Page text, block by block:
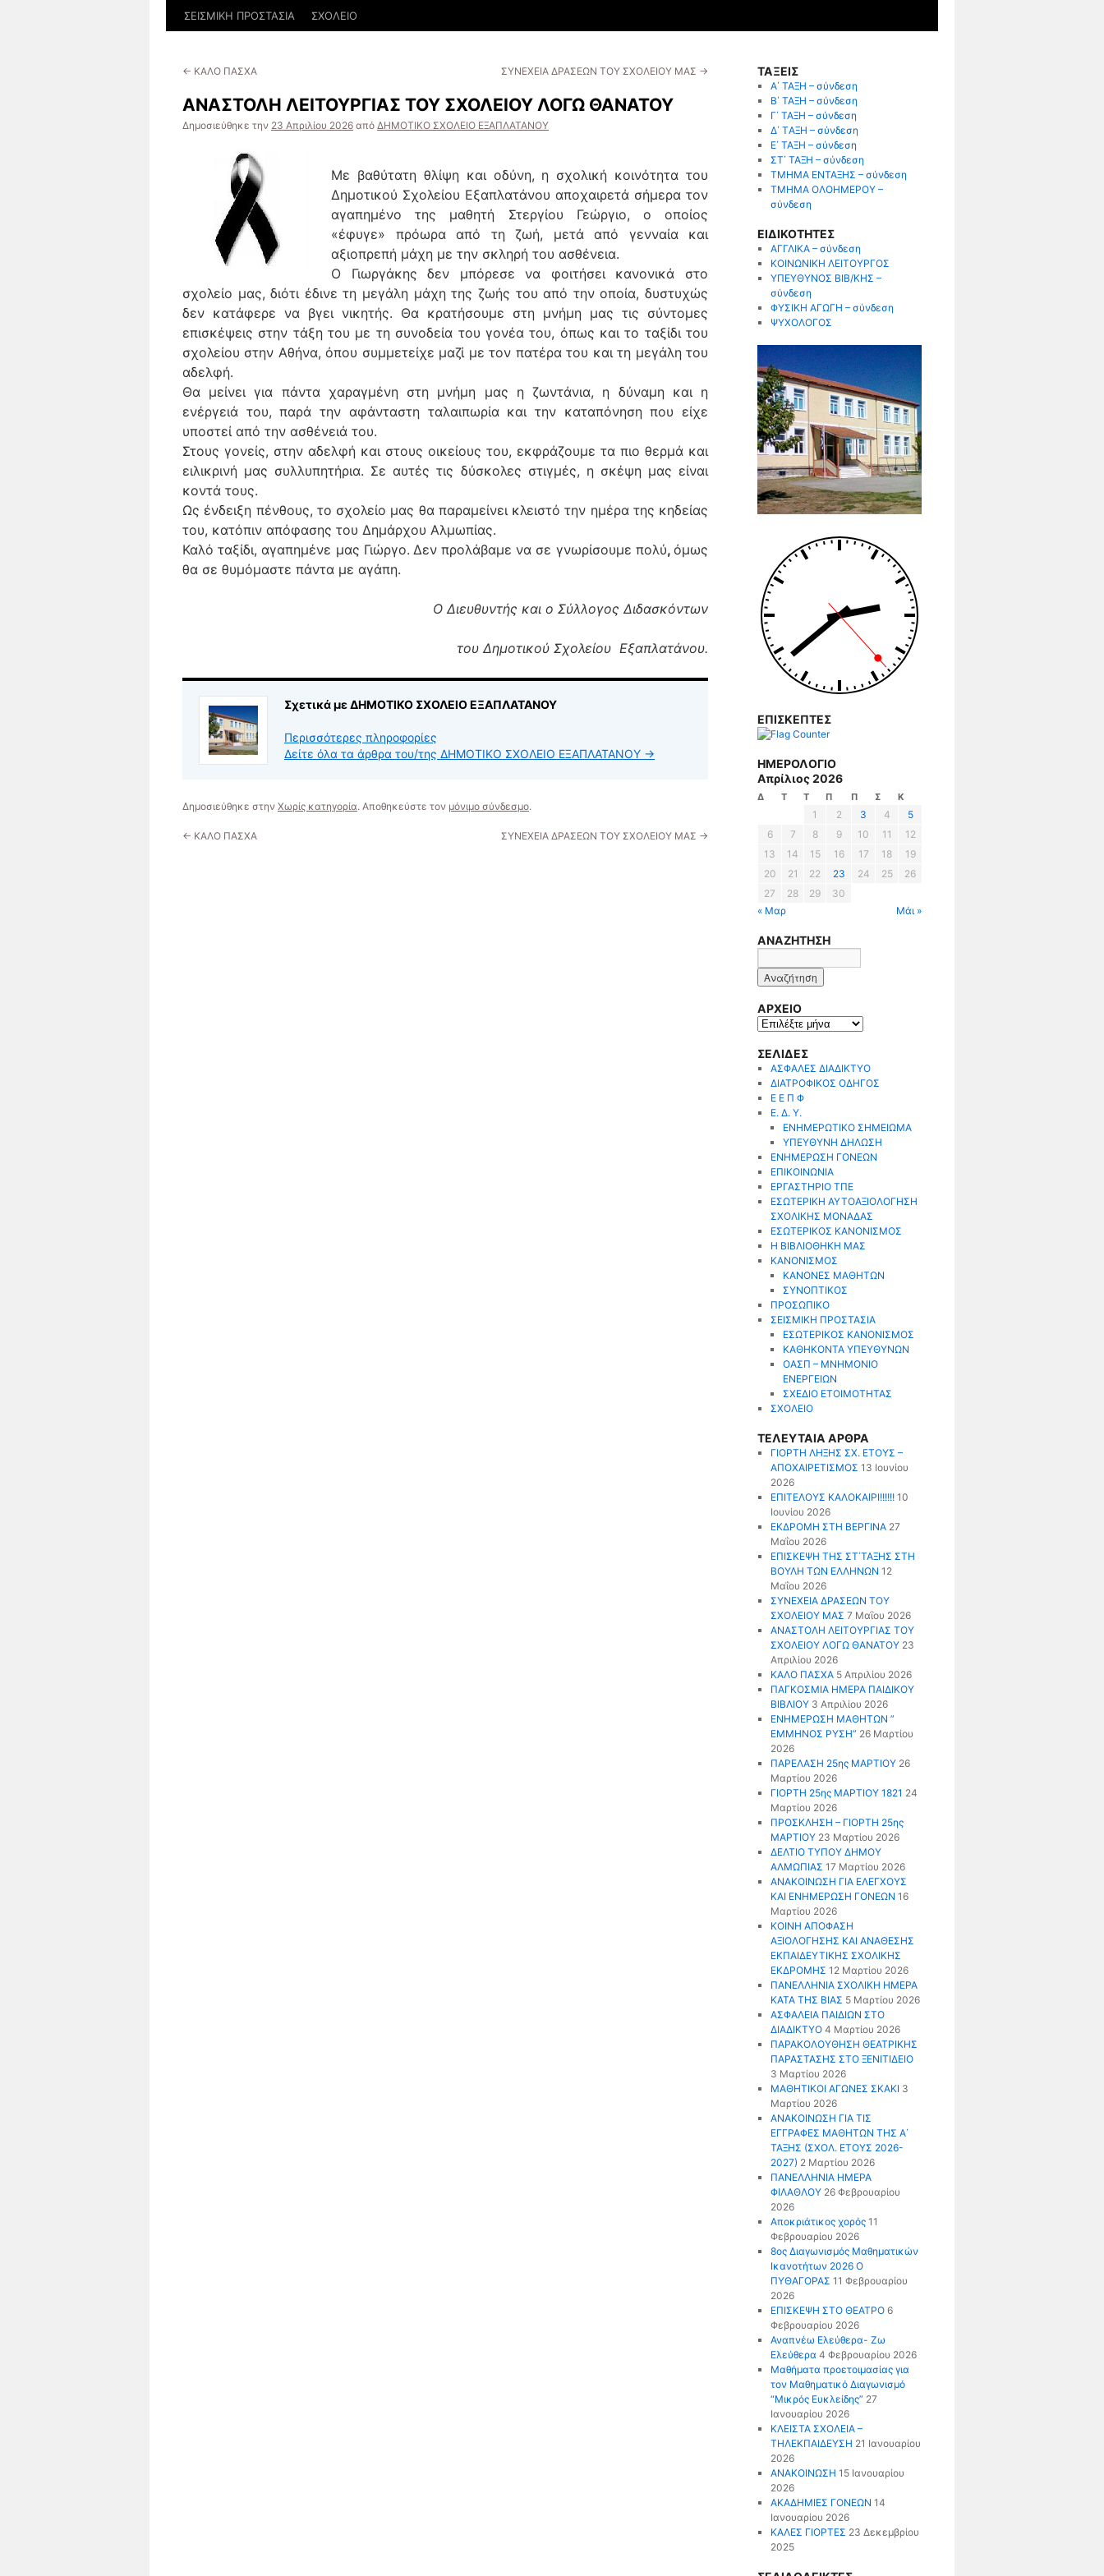
ΣΕΙΣΜΙΚΗ ΠΡΟΣΤΑΣΙΑ ΣΧΟΛΕΙΟ
← ΚΑΛΟ ΠΑΣΧΑ ΣΥΝΕΧΕΙΑ ΔΡΑΣΕΩΝ ΤΟΥ ΣΧΟΛΕΙΟΥ ΜΑΣ →
ΑΝΑΣΤΟΛΗ ΛΕΙΤΟΥΡΓΙΑΣ ΤΟΥ ΣΧΟΛΕΙΟΥ ΛΟΓΩ ΘΑΝΑΤΟΥ
Δημοσιεύθηκε την 23 Απριλίου 2026 από ΔΗΜΟΤΙΚΟ ΣΧΟΛΕΙΟ ΕΞΑΠΛΑΤΑΝΟΥ
Με βαθύτατη θλίψη και οδύνη, η σχολική κοινότητα του
Δημοτικού Σχολείου Εξαπλατάνου αποχαιρετά σήμερα τον
αγαπημένο της μαθητή Στεργίου Γεώργιο, ο οποίος
«έφυγε» πρόωρα από τη ζωή, μετά από γενναία και
αξιοπρεπή μάχη με την σκληρή του ασθένεια.
Ο Γιωργάκης δεν μπόρεσε να φοιτήσει κανονικά στο
σχολείο μας, διότι έδινε τη μεγάλη μάχη της ζωής του από την οποία, δυστυχώς
δεν κατάφερε να βγει νικητής. Θα κρατήσουμε στη μνήμη μας τις σύντομες
επισκέψεις στην τάξη του με τη συνοδεία του γονέα του, όπως και το ταξίδι του
σχολείου στην Αθήνα, όπου συμμετείχε μαζί με τον πατέρα του και τη μεγάλη του
αδελφή.
Θα μείνει για πάντα χαραγμένη στη μνήμη μας η ζωντάνια, η δύναμη και η
ενέργειά του, παρά την αφάνταστη ταλαιπωρία και την καταπόνηση που είχε
υποστεί από την ασθένειά του.
Στους γονείς, στην αδελφή και στους οικείους του, εκφράζουμε τα πιο θερμά και
ειλικρινή μας συλλυπητήρια. Σε αυτές τις δύσκολες στιγμές, η σκέψη μας είναι
κοντά τους.
Ως ένδειξη πένθους, το σχολείο μας θα παραμείνει κλειστό την ημέρα της κηδείας
του, κατόπιν απόφασης του Δημάρχου Αλμωπίας.
Καλό ταξίδι, αγαπημένε μας Γιώργο. Δεν προλάβαμε να σε γνωρίσουμε πολύ,όμως
θα σε θυμόμαστε πάντα με αγάπη.
Ο Διευθυντής και ο Σύλλογος Διδασκόντων
του Δημοτικού Σχολείου Εξαπλατάνου.
Σχετικά με ΔΗΜΟΤΙΚΟ ΣΧΟΛΕΙΟ ΕΞΑΠΛΑΤΑΝΟΥ
Περισσότερες πληροφορίες
Δείτε όλα τα άρθρα του/της ΔΗΜΟΤΙΚΟ ΣΧΟΛΕΙΟ ΕΞΑΠΛΑΤΑΝΟΥ →
Δημοσιεύθηκε στην Χωρίς κατηγορία. Αποθηκεύστε τον μόνιμο σύνδεσμο.
← ΚΑΛΟ ΠΑΣΧΑ ΣΥΝΕΧΕΙΑ ΔΡΑΣΕΩΝ ΤΟΥ ΣΧΟΛΕΙΟΥ ΜΑΣ →
ΤΑΞΕΙΣ
Α΄ ΤΑΞΗ – σύνδεση
Β΄ ΤΑΞΗ – σύνδεση
Γ΄ ΤΑΞΗ – σύνδεση
Δ΄ TΑΞΗ – σύνδεση
Ε΄ ΤΑΞΗ – σύνδεση
ΣΤ΄ ΤΑΞΗ – σύνδεση
ΤΜΗΜΑ ΕΝΤΑΞΗΣ – σύνδεση
ΤΜΗΜΑ ΟΛΟΗΜΕΡΟΥ –
σύνδεση
ΕΙΔΙΚΟΤΗΤΕΣ
ΑΓΓΛΙΚΑ – σύνδεση
ΚΟΙΝΩΝΙΚΗ ΛΕΙΤΟΥΡΓΟΣ
ΥΠΕΥΘΥΝΟΣ ΒΙΒ/ΚΗΣ –
σύνδεση
ΦΥΣΙΚΗ ΑΓΩΓΗ – σύνδεση
ΨΥΧΟΛΟΓΟΣ
ΕΠΙΣΚΕΠΤΕΣ
ΗΜΕΡΟΛΟΓΙΟ
Απρίλιος 2026
Δ Τ Τ Π Π Σ Κ
1 2 3 4
5
6
7 8 9 10 11
12
13
14 15 16 17 18
19
20
21 22 23 24 25
26
27
28 29
30
« Μαρ
Μάι »
ΑΝΑΖΗΤΗΣΗ
ΑΡΧΕΙΟ
ΑΡΧΕΙΟ
ΣΕΛΙΔΕΣ
ΑΣΦΑΛΕΣ ΔΙΑΔΙΚΤΥΟ
ΔΙΑΤΡΟΦΙΚΟΣ ΟΔΗΓΟΣ
Ε Ε Π Φ
Ε. Δ. Υ.
ΕΝΗΜΕΡΩΤΙΚΟ ΣΗΜΕΙΩΜΑ
ΥΠΕΥΘΥΝΗ ΔΗΛΩΣΗ
ΕΝΗΜΕΡΩΣΗ ΓΟΝΕΩΝ
ΕΠΙΚΟΙΝΩΝΙΑ
ΕΡΓΑΣΤΗΡΙΟ ΤΠΕ
ΕΣΩΤΕΡΙΚΗ ΑΥΤΟΑΞΙΟΛΟΓΗΣΗ
ΣΧΟΛΙΚΗΣ ΜΟΝΑΔΑΣ
ΕΣΩΤΕΡΙΚΟΣ ΚΑΝΟΝΙΣΜΟΣ
Η ΒΙΒΛΙΟΘΗΚΗ ΜΑΣ
ΚΑΝΟΝΙΣΜΟΣ
ΚΑΝΟΝΕΣ ΜΑΘΗΤΩΝ
ΣΥΝΟΠΤΙΚΟΣ
ΠΡΟΣΩΠΙΚΟ
ΣΕΙΣΜΙΚΗ ΠΡΟΣΤΑΣΙΑ
ΕΣΩΤΕΡΙΚΟΣ ΚΑΝΟΝΙΣΜΟΣ
ΚΑΘΗΚΟΝΤΑ ΥΠΕΥΘΥΝΩΝ
ΟΑΣΠ – ΜΝΗΜΟΝΙΟ
ΕΝΕΡΓΕΙΩΝ
ΣΧΕΔΙΟ ΕΤΟΙΜΟΤΗΤΑΣ
ΣΧΟΛΕΙΟ
ΤΕΛΕΥΤΑΙΑ ΑΡΘΡΑ
ΓΙΟΡΤΗ ΛΗΞΗΣ ΣΧ. ΕΤΟΥΣ –
ΑΠΟΧΑΙΡΕΤΙΣΜΟΣ 13 Ιουνίου
2026
ΕΠΙΤΕΛΟΥΣ ΚΑΛΟΚΑΙΡΙ!!!!!! 10
Ιουνίου 2026
ΕΚΔΡΟΜΗ ΣΤΗ ΒΕΡΓΙΝΑ 27
Μαΐου 2026
ΕΠΙΣΚΕΨΗ ΤΗΣ ΣΤ΄ΤΑΞΗΣ ΣΤΗ
ΒΟΥΛΗ ΤΩΝ ΕΛΛΗΝΩΝ 12
Μαΐου 2026
ΣΥΝΕΧΕΙΑ ΔΡΑΣΕΩΝ ΤΟΥ
ΣΧΟΛΕΙΟΥ ΜΑΣ 7 Μαΐου 2026
ΑΝΑΣΤΟΛΗ ΛΕΙΤΟΥΡΓΙΑΣ ΤΟΥ
ΣΧΟΛΕΙΟΥ ΛΟΓΩ ΘΑΝΑΤΟΥ 23
Απριλίου 2026
ΚΑΛΟ ΠΑΣΧΑ 5 Απριλίου 2026
ΠΑΓΚΟΣΜΙΑ ΗΜΕΡΑ ΠΑΙΔΙΚΟΥ
ΒΙΒΛΙΟΥ 3 Απριλίου 2026
ΕΝΗΜΕΡΩΣΗ ΜΑΘΗΤΩΝ ”
ΕΜΜΗΝΟΣ ΡΥΣΗ” 26 Μαρτίου
2026
ΠΑΡΕΛΑΣΗ 25ης ΜΑΡΤΙΟΥ 26
Μαρτίου 2026
ΓΙΟΡΤΗ 25ης ΜΑΡΤΙΟΥ 1821 24
Μαρτίου 2026
ΠΡΟΣΚΛΗΣΗ – ΓΙΟΡΤΗ 25ης
ΜΑΡΤΙΟΥ 23 Μαρτίου 2026
ΔΕΛΤΙΟ ΤΥΠΟΥ ΔΗΜΟΥ
ΑΛΜΩΠΙΑΣ 17 Μαρτίου 2026
ΑΝΑΚΟΙΝΩΣΗ ΓΙΑ ΕΛΕΓΧΟΥΣ
ΚΑΙ ΕΝΗΜΕΡΩΣΗ ΓΟΝΕΩΝ 16
Μαρτίου 2026
ΚΟΙΝΗ ΑΠΟΦΑΣΗ
ΑΞΙΟΛΟΓΗΣΗΣ ΚΑΙ ΑΝΑΘΕΣΗΣ
ΕΚΠΑΙΔΕΥΤΙΚΗΣ ΣΧΟΛΙΚΗΣ
ΕΚΔΡΟΜΗΣ 12 Μαρτίου 2026
ΠΑΝΕΛΛΗΝΙΑ ΣΧΟΛΙΚΗ ΗΜΕΡΑ
ΚΑΤΑ ΤΗΣ ΒΙΑΣ 5 Μαρτίου 2026
ΑΣΦΑΛΕΙΑ ΠΑΙΔΙΩΝ ΣΤΟ
ΔΙΑΔΙΚΤΥΟ 4 Μαρτίου 2026
ΠΑΡΑΚΟΛΟΥΘΗΣΗ ΘΕΑΤΡΙΚΗΣ
ΠΑΡΑΣΤΑΣΗΣ ΣΤΟ ΞΕΝΙΤΙΔΕΙΟ
3 Μαρτίου 2026
ΜΑΘΗΤΙΚΟΙ ΑΓΩΝΕΣ ΣΚΑΚΙ 3
Μαρτίου 2026
ΑΝΑΚΟΙΝΩΣΗ ΓΙΑ ΤΙΣ
ΕΓΓΡΑΦΕΣ ΜΑΘΗΤΩΝ ΤΗΣ Α΄
ΤΑΞΗΣ (ΣΧΟΛ. ΕΤΟΥΣ 2026-
2027) 2 Μαρτίου 2026
ΠΑΝΕΛΛΗΝΙΑ ΗΜΕΡΑ
ΦΙΛΑΘΛΟΥ 26 Φεβρουαρίου
2026
Αποκριάτικος χορός 11
Φεβρουαρίου 2026
8ος Διαγωνισμός Μαθηματικών
Ικανοτήτων 2026 Ο
ΠΥΘΑΓΟΡΑΣ 11 Φεβρουαρίου
2026
ΕΠΙΣΚΕΨΗ ΣΤΟ ΘΕΑΤΡΟ 6
Φεβρουαρίου 2026
Αναπνέω Ελεύθερα- Ζω
Ελεύθερα 4 Φεβρουαρίου 2026
Μαθήματα προετοιμασίας για
τον Μαθηματικό Διαγωνισμό
“Μικρός Ευκλείδης” 27
Ιανουαρίου 2026
ΚΛΕΙΣΤΑ ΣΧΟΛΕΙΑ –
ΤΗΛΕΚΠΑΙΔΕΥΣΗ 21 Ιανουαρίου
2026
ΑΝΑΚΟΙΝΩΣΗ 15 Ιανουαρίου
2026
ΑΚΑΔΗΜΙΕΣ ΓΟΝΕΩΝ 14
Ιανουαρίου 2026
ΚΑΛΕΣ ΓΙΟΡΤΕΣ 23 Δεκεμβρίου
2025